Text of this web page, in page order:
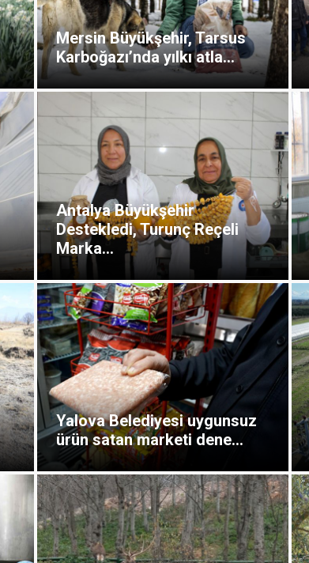
Mersin Büyükşehir, Tarsus
Karboğazı’nda yılkı atla...
Antalya Büyükşehir
Destekledi, Turunç Reçeli
Marka...
Yalova Belediyesi uygunsuz
ürün satan marketi dene...